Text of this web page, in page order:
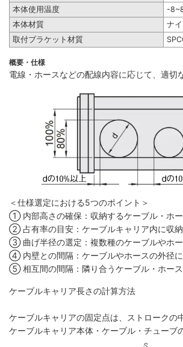
本体使用温度
-
本体材質
ナ
取付ブラケット材質
概要・仕様
電線・ホースなどの配線内容に応じて、適
＜仕様選定における5つのポイント＞
① 内部高さの確保：収納するケーブル・ホ
② 占有率の目安：ケーブルキャリア内に収
③ 曲げ半径の選定：複数種のケーブルやホ
④ 内壁との間隔：ケーブルやホースの外径
⑤ 相互間の間隔：隣り合うケーブル・ホー
ケーブルキャリア長さの計算方法
ケーブルキャリアの固定点は、ストロークの
ケーブルキャリア本体・ケーブル・チュー